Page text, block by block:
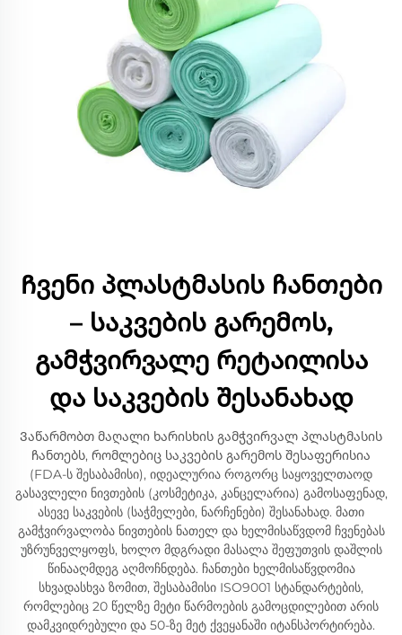
Ჩვენი პლასტმასის ჩანთები
– საკვების გარემოს,
გამჭვირვალე რეტაილისა
და საკვების შესანახად
Ვაწარმობთ მაღალი ხარისხის გამჭვირვალ პლასტმასის
ჩანთებს, რომლებიც საკვების გარემოს შესაფერისია
(FDA-ს შესაბამისი), იდეალურია როგორც საყოველთაოდ
გასავლელი ნივთების (კოსმეტიკა, კანცელარია) გამოსაფენად,
ასევე საკვების (საჭმელები, ნარჩენები) შესანახად. მათი
გამჭვირვალობა ნივთების ნათელ და ხელმისაწვდომ ჩვენებას
უზრუნველყოფს, ხოლო მდგრადი მასალა შეფუთვის დაშლის
წინააღმდეგ აღმოჩნდება. ჩანთები ხელმისაწვდომია
სხვადასხვა ზომით, შესაბამისი ISO9001 სტანდარტების,
რომლებიც 20 წელზე მეტი წარმოების გამოცდილებით არის
დამკვიდრებული და 50-ზე მეტ ქვეყანაში იტანსპორტირება.